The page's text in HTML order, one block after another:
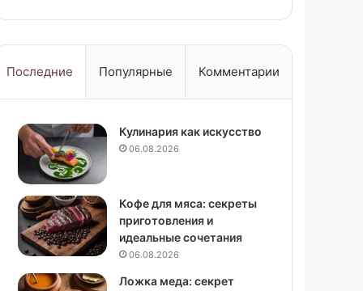
Последние Популярные Комментарии
Кулинария как искусство
06.08.2026
Кофе для мяса: секреты
приготовления и
идеальные сочетания
06.08.2026
Ложка меда: секрет